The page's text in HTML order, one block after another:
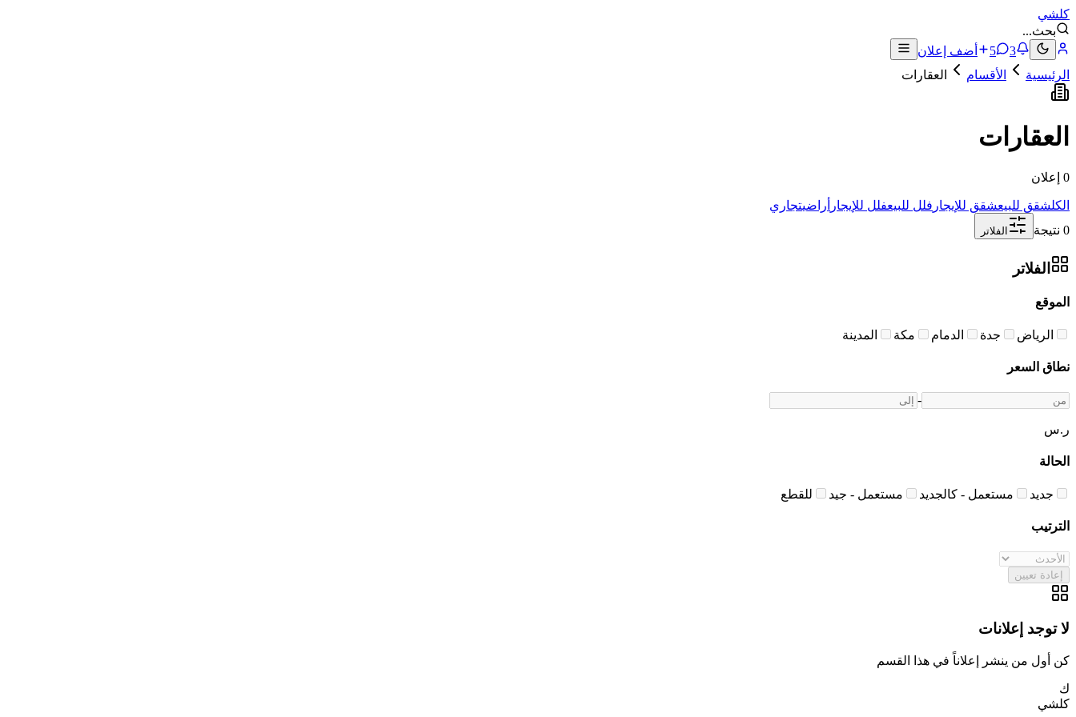
كلشي
بحث...
3
5
أضف إعلان
الرئيسية
الأقسام العقارات
العقارات
0 إعلان
الكلشقق للبيعشقق للإيجار فلل للبيعفلل للإيجار أراضيتجاري
0 نتيجة
الفلاتر
الفلاتر
الموقع
الرياض جدة الدمام مكة المدينة
نطاق السعر
-
ر.س
الحالة
جديد مستعمل - كالجديد مستعمل - جيد للقطع
الترتيب
إعادة تعيين
لا توجد إعلانات
كن أول من ينشر إعلاناً في هذا القسم
ك
كلشي